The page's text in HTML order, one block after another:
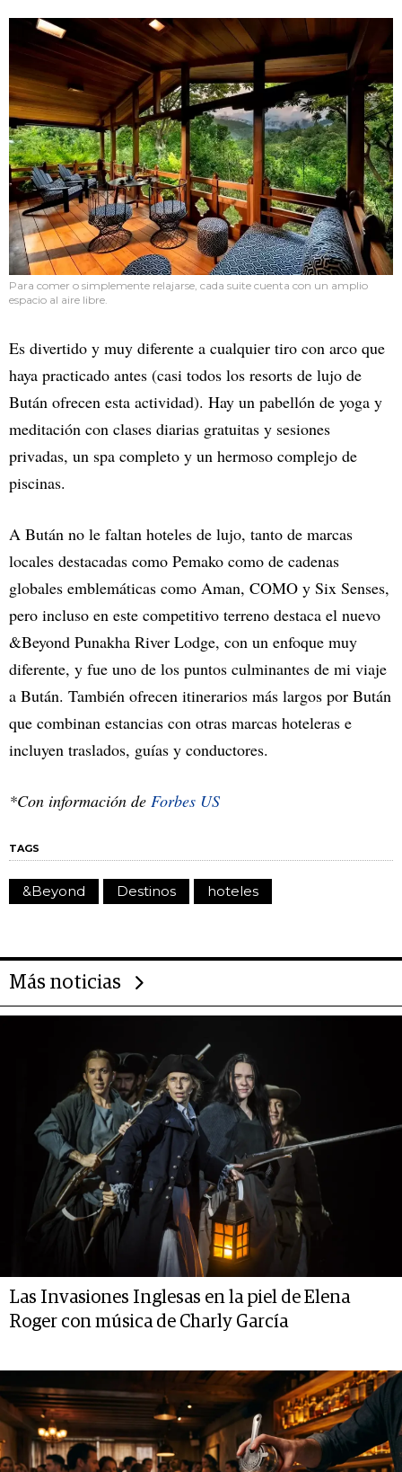
Para comer o simplemente relajarse, cada suite cuenta con un amplio
espacio al aire libre.
Es divertido y muy diferente a cualquier tiro con arco que
haya practicado antes (casi todos los resorts de lujo de
Bután ofrecen esta actividad). Hay un pabellón de yoga y
meditación con clases diarias gratuitas y sesiones
privadas, un spa completo y un hermoso complejo de
piscinas.
A Bután no le faltan hoteles de lujo, tanto de marcas
locales destacadas como Pemako como de cadenas
globales emblemáticas como Aman, COMO y Six Senses,
pero incluso en este competitivo terreno destaca el nuevo
&Beyond Punakha River Lodge, con un enfoque muy
diferente, y fue uno de los puntos culminantes de mi viaje
a Bután. También ofrecen itinerarios más largos por Bután
que combinan estancias con otras marcas hoteleras e
incluyen traslados, guías y conductores.
*Con información de Forbes US
TAGS
&Beyond Destinos hoteles
Más noticias
Las Invasiones Inglesas en la piel de Elena
Roger con música de Charly García